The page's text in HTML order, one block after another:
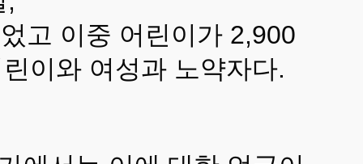
고 이중 어린이가 2,900
이와 여성과 노약자다.